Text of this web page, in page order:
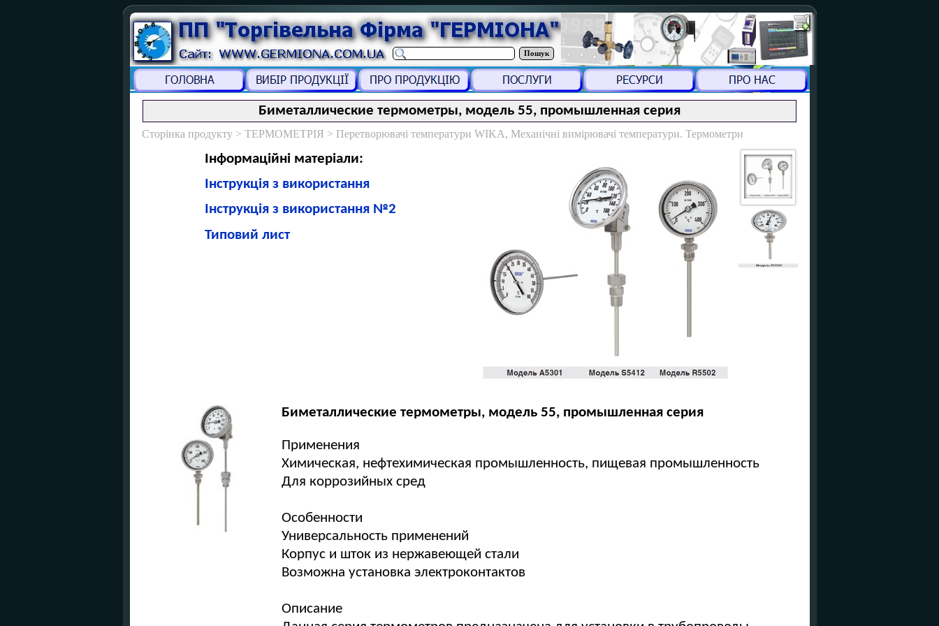
Пошук
Биметаллические термометры, модель 55, промышленная серия
Сторінка продукту > ТЕРМОМЕТРІЯ > Перетворювачі температури WIKA, Механічні вимірювачі температури. Термометри
Інформаційні матеріали:
Інструкція з використання
Інструкція з використання №2
Типовий лист
Биметаллические термометры, модель 55, промышленная серия
Применения
Химическая, нефтехимическая промышленность, пищевая промышленность
Для коррозийных сред
Особенности
Универсальность применений
Корпус и шток из нержавеющей стали
Возможна установка электроконтактов
Описание